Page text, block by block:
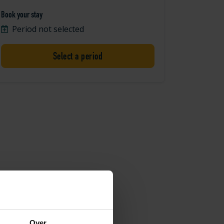
Book your stay
Period not selected
Select a period